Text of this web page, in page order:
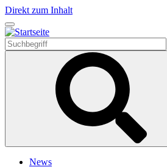
Direkt zum Inhalt
News